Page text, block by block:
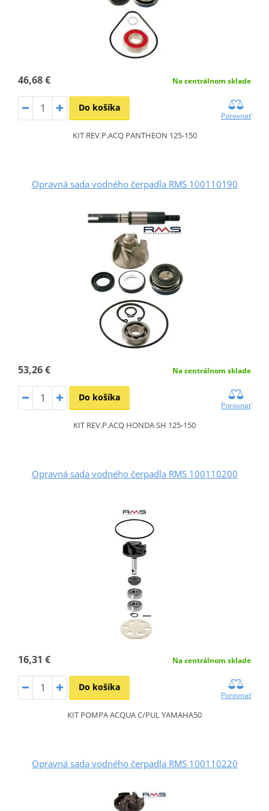
46,68 € Na centrálnom sklade
Do košíka
Porovnať
KIT REV.P.ACQ PANTHEON 125-150
Opravná sada vodného čerpadla RMS 100110190
53,26 € Na centrálnom sklade
Do košíka
Porovnať
KIT REV.P.ACQ HONDA SH 125-150
Opravná sada vodného čerpadla RMS 100110200
16,31 € Na centrálnom sklade
Do košíka
Porovnať
KIT POMPA ACQUA C/PUL YAMAHA50
Opravná sada vodného čerpadla RMS 100110220